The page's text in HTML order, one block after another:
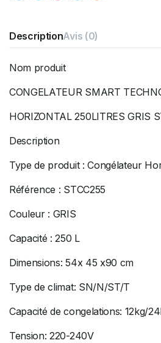
DescriptionAvis (0)
Nom produit
CONGELATEUR SMART
HORIZONTAL 250LITRES GRIS
Description
Type de produit : Congélateur
Référence : STCC255
Couleur : GRIS
Capacité : 250 L
Dimensions: 54x 45 x90 cm
Type de climat: SN/N/ST/T
Capacité de congelations: 12kg/
Tension: 220-240V